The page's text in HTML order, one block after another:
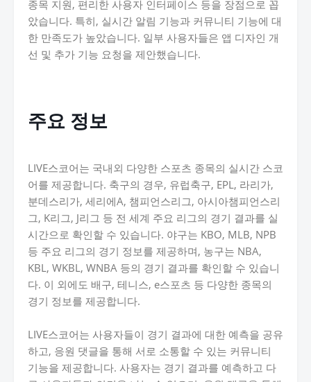
종목 지원, 편리한 사용자 인터페이스 등을 장점으로 꼽
았습니다. 특히, 실시간 알림 기능과 커뮤니티 기능에 대
한 만족도가 높았습니다. 일부 사용자들은 앱 디자인 개
선 및 추가 기능 요청을 제안했습니다.
주요 정보
LIVE스코어는 국내외 다양한 스포츠 종목의 실시간 스코
어를 제공합니다. 축구의 경우, 유럽축구, EPL, 라리가,
분데스리가, 세리에A, 챔피언스리그, 아시아챔피언스리
그, K리그, J리그 등 전 세계 주요 리그의 경기 결과를 실
시간으로 확인할 수 있습니다. 야구는 KBO, MLB, NPB
등 주요 리그의 경기 정보를 제공하며, 농구는 NBA,
KBL, WKBL, WNBA 등의 경기 결과를 확인할 수 있습니
다. 이 외에도 배구, 테니스, e스포츠 등 다양한 종목의
경기 정보를 제공합니다.
LIVE스코어는 사용자들이 경기 결과에 대한 예측을 공유
하고, 응원 댓글을 통해 서로 소통할 수 있는 커뮤니티
기능을 제공합니다. 사용자는 경기 결과를 예측하고 다